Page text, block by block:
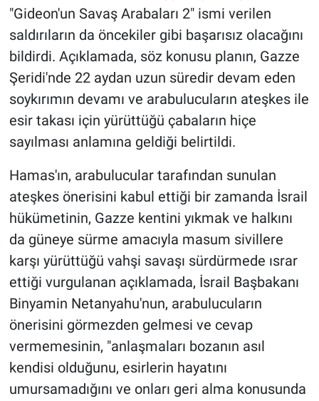
"Gideon'un Savaş Arabaları 2" ismi verilen
saldırıların da öncekiler gibi başarısız olacağını
bildirdi. Açıklamada, söz konusu planın, Gazze
Şeridi'nde 22 aydan uzun süredir devam eden
soykırımın devamı ve arabulucuların ateşkes ile
esir takası için yürüttüğü çabaların hiçe
sayılması anlamına geldiği belirtildi.
Hamas'ın, arabulucular tarafından sunulan
ateşkes önerisini kabul ettiği bir zamanda İsrail
hükümetinin, Gazze kentini yıkmak ve halkını
da güneye sürme amacıyla masum sivillere
karşı yürüttüğü vahşi savaşı sürdürmede ısrar
ettiği vurgulanan açıklamada, İsrail Başbakanı
Binyamin Netanyahu'nun, arabulucuların
önerisini görmezden gelmesi ve cevap
vermemesinin, "anlaşmaları bozanın asıl
kendisi olduğunu, esirlerin hayatını
umursamadığını ve onları geri alma konusunda
Yerel Gündem
Yerel Yaşam